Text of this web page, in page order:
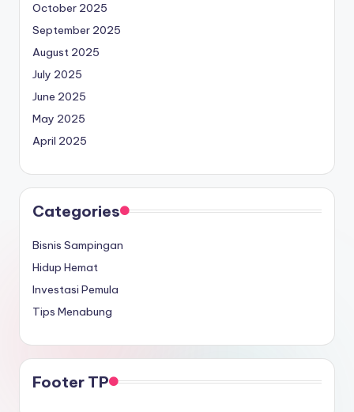
October 2025
September 2025
August 2025
July 2025
June 2025
May 2025
April 2025
Categories
Bisnis Sampingan
Hidup Hemat
Investasi Pemula
Tips Menabung
Footer TP